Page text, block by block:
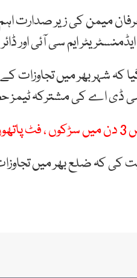
میمن کی زیر صدارت
ایم سی آئی اور
کہ شہر بھر میں
سی ڈی اے کی مشترکہ
حکم
کی کہ ضلع بھر میں